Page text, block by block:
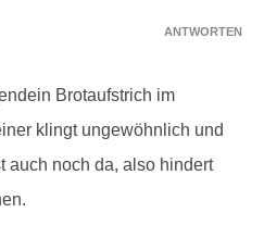
Brotaufstrich im
klingt ungewöhnlich und
auch noch da, also hindert
ANTWORTEN